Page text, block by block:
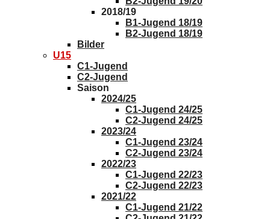
2018/19
B1-Jugend 18/19
B2-Jugend 18/19
Bilder
U15
C1-Jugend
C2-Jugend
Saison
2024/25
C1-Jugend 24/25
C2-Jugend 24/25
2023/24
C1-Jugend 23/24
C2-Jugend 23/24
2022/23
C1-Jugend 22/23
C2-Jugend 22/23
2021/22
C1-Jugend 21/22